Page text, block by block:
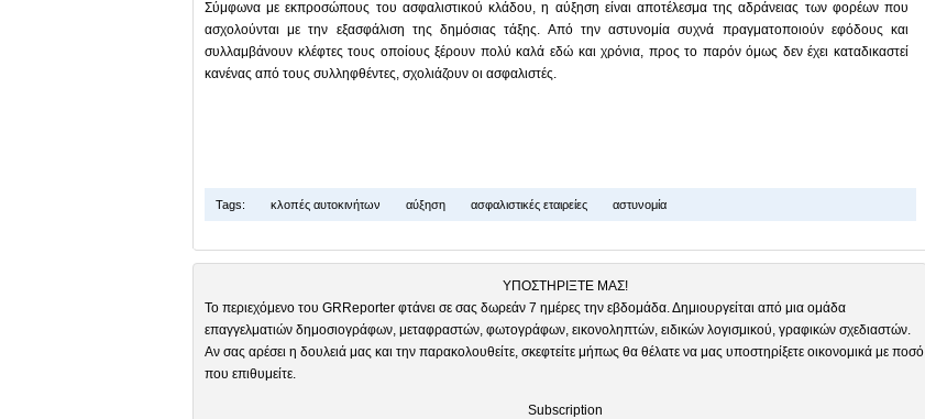
Σύμφωνα με εκπροσώπους του ασφαλιστικού κλάδου, η αύξηση είναι αποτέλεσμα της αδράνειας των φορέων που
ασχολούνται με την εξασφάλιση της δημόσιας τάξης. Από την αστυνομία συχνά πραγματοποιούν εφόδους και
συλλαμβάνουν κλέφτες τους οποίους ξέρουν πολύ καλά εδώ και χρόνια, προς το παρόν όμως δεν έχει καταδικαστεί
κανένας από τους συλληφθέντες, σχολιάζουν οι ασφαλιστές.
Tags: κλοπές αυτοκινήτων αύξηση ασφαλιστικές εταιρείες αστυνομία
ΥΠΟΣΤΗΡΙΞΤΕ ΜΑΣ!
Το περιεχόμενο του GRReporter φτάνει σε σας δωρεάν 7 ημέρες την εβδομάδα. Δημιουργείται από μια ομάδα
επαγγελματιών δημοσιογράφων, μεταφραστών, φωτογράφων, εικονοληπτών, ειδικών λογισμικού, γραφικών σχεδιαστών.
Αν σας αρέσει η δουλειά μας και την παρακολουθείτε, σκεφτείτε μήπως θα θέλατε να μας υποστηρίξετε οικονομικά με ποσό
που επιθυμείτε.
Subscription